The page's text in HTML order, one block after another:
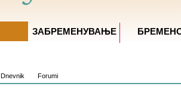
Dnevnik Forumi
ЗАБРЕМЕНУВАЊE